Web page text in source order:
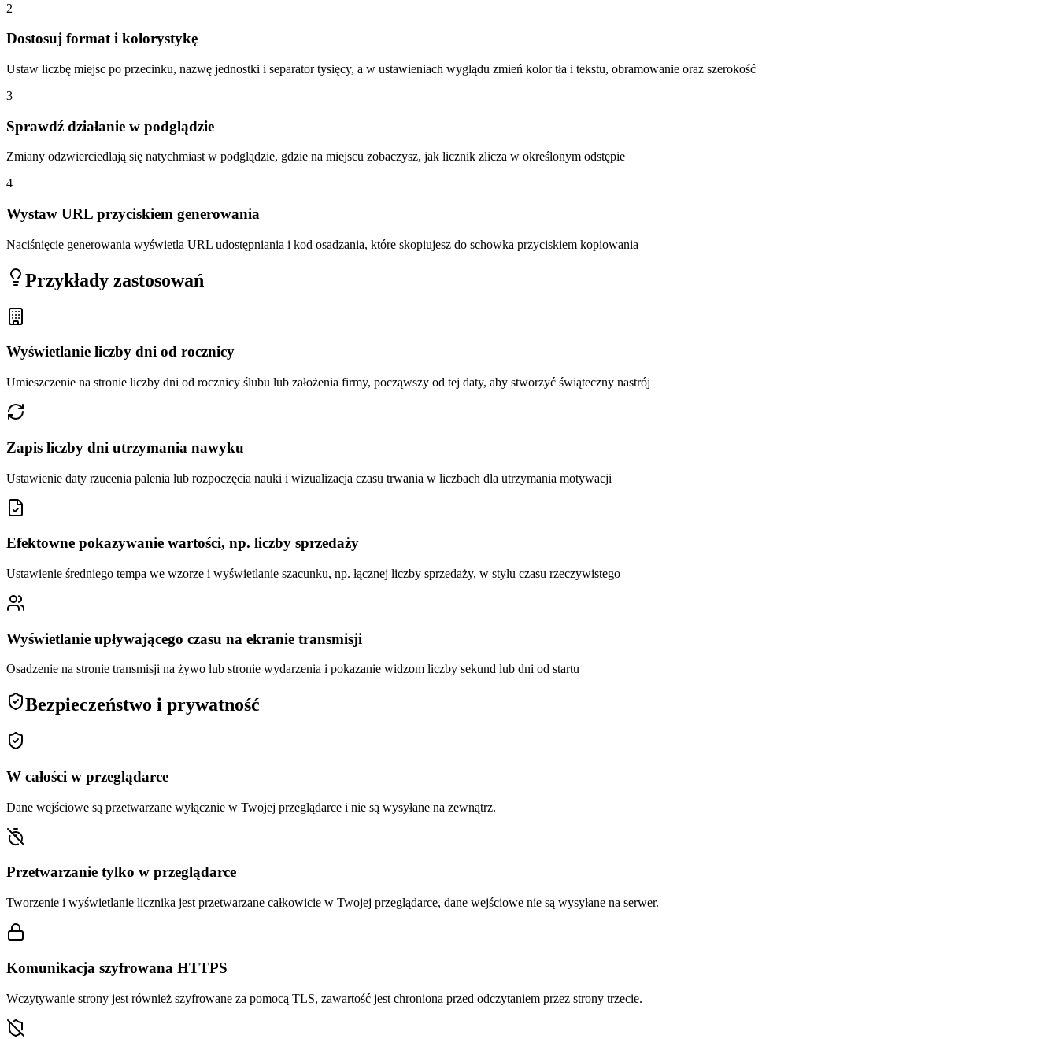
2
Dostosuj format i kolorystykę
Ustaw liczbę miejsc po przecinku, nazwę jednostki i separator tysięcy, a w ustawieniach wyglądu zmień kolor tła i tekstu, obramowanie oraz szerokość
3
Sprawdź działanie w podglądzie
Zmiany odzwierciedlają się natychmiast w podglądzie, gdzie na miejscu zobaczysz, jak licznik zlicza w określonym odstępie
4
Wystaw URL przyciskiem generowania
Naciśnięcie generowania wyświetla URL udostępniania i kod osadzania, które skopiujesz do schowka przyciskiem kopiowania
Przykłady zastosowań
Wyświetlanie liczby dni od rocznicy
Umieszczenie na stronie liczby dni od rocznicy ślubu lub założenia firmy, począwszy od tej daty, aby stworzyć świąteczny nastrój
Zapis liczby dni utrzymania nawyku
Ustawienie daty rzucenia palenia lub rozpoczęcia nauki i wizualizacja czasu trwania w liczbach dla utrzymania motywacji
Efektowne pokazywanie wartości, np. liczby sprzedaży
Ustawienie średniego tempa we wzorze i wyświetlanie szacunku, np. łącznej liczby sprzedaży, w stylu czasu rzeczywistego
Wyświetlanie upływającego czasu na ekranie transmisji
Osadzenie na stronie transmisji na żywo lub stronie wydarzenia i pokazanie widzom liczby sekund lub dni od startu
Bezpieczeństwo i prywatność
W całości w przeglądarce
Dane wejściowe są przetwarzane wyłącznie w Twojej przeglądarce i nie są wysyłane na zewnątrz.
Przetwarzanie tylko w przeglądarce
Tworzenie i wyświetlanie licznika jest przetwarzane całkowicie w Twojej przeglądarce, dane wejściowe nie są wysyłane na serwer.
Komunikacja szyfrowana HTTPS
Wczytywanie strony jest również szyfrowane za pomocą TLS, zawartość jest chroniona przed odczytaniem przez strony trzecie.